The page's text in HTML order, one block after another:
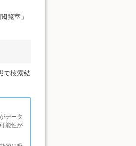
覧室」
で検索結
データ
能性が